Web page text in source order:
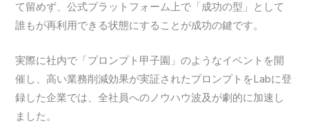
て留めず、公式プラットフォーム上で「成功の型」として
誰もが再利用できる状態にすることが成功の鍵です。
実際に社内で「プロンプト甲子園」のようなイベントを開
催し、高い業務削減効果が実証されたプロンプトをLabに登
録した企業では、全社員へのノウハウ波及が劇的に加速し
ました。